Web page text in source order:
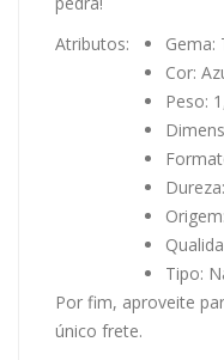
Atributos:
Gema:
Cor:
Peso:
Tipo:
Por fim, aproveite
único frete.